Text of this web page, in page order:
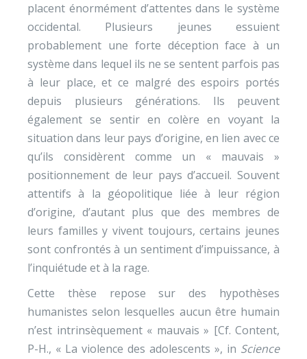
placent énormément d’attentes dans le système
occidental. Plusieurs jeunes essuient
probablement une forte déception face à un
système dans lequel ils ne se sentent parfois pas
à leur place, et ce malgré des espoirs portés
depuis plusieurs générations. Ils peuvent
également se sentir en colère en voyant la
situation dans leur pays d’origine, en lien avec ce
qu’ils considèrent comme un « mauvais »
positionnement de leur pays d’accueil. Souvent
attentifs à la géopolitique liée à leur région
d’origine, d’autant plus que des membres de
leurs familles y vivent toujours, certains jeunes
sont confrontés à un sentiment d’impuissance, à
l’inquiétude et à la rage.
Cette thèse repose sur des hypothèses
humanistes selon lesquelles aucun être humain
n’est intrinsèquement « mauvais » [Cf. Content,
P-H., « La violence des adolescents », in Science